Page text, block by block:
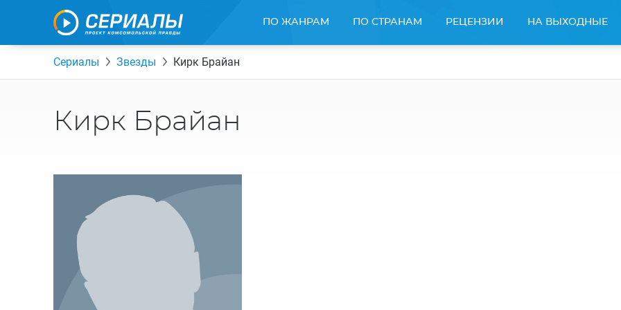
ПО ЖАНРАМ ПО СТРАНАМ РЕЦЕНЗИИ НА ВЫХОДНЫЕ
Сериалы Звезды Кирк Брайан
Кирк Брайан